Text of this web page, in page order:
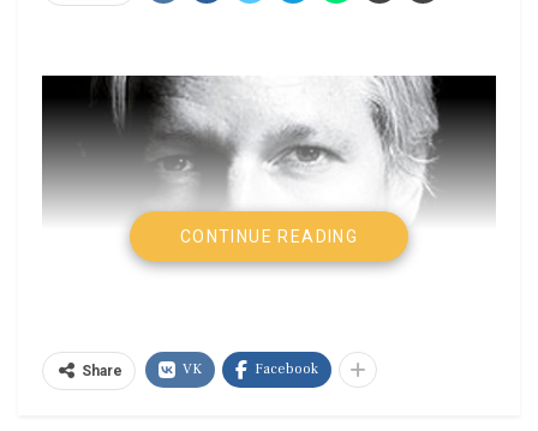
CONTINUE READING
Share VK Facebook